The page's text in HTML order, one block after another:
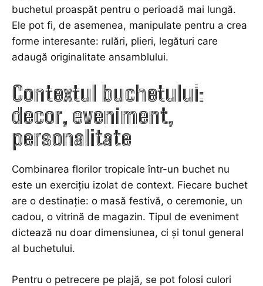
buchetul proaspăt pentru o perioadă mai lungă.
Ele pot fi, de asemenea, manipulate pentru a crea
forme interesante: rulări, plieri, legături care
adaugă originalitate ansamblului.
Contextul buchetului:
decor, eveniment,
personalitate
Combinarea florilor tropicale într-un buchet nu
este un exercițiu izolat de context. Fiecare buchet
are o destinație: o masă festivă, o ceremonie, un
cadou, o vitrină de magazin. Tipul de eveniment
dictează nu doar dimensiunea, ci și tonul general
al buchetului.
Pentru o petrecere pe plajă, se pot folosi culori